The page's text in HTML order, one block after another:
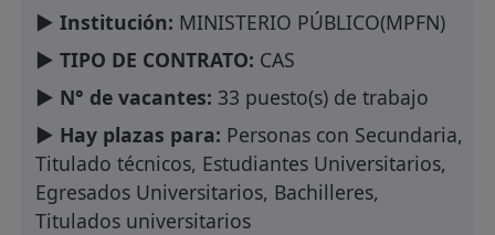
► Institución: MINISTERIO PÚBLICO(MPFN)
► TIPO DE CONTRATO: CAS
► N° de vacantes: 33 puesto(s) de trabajo
► Hay plazas para: Personas con Secundaria,
Titulado técnicos, Estudiantes Universitarios,
Egresados Universitarios, Bachilleres,
Titulados universitarios